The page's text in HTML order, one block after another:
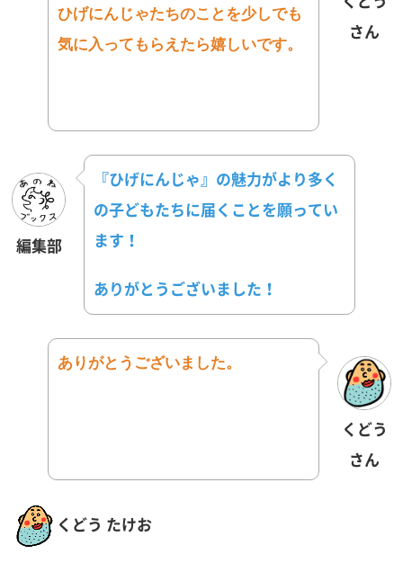
さん
ひげにんじゃたちのことを少しでも
気に入ってもらえたら嬉しいです。
編集部
『ひげにんじゃ』の魅力がより多く
の子どもたちに届くことを願ってい
ます！
ありがとうございました！
くどう
さん
ありがとうございました。
くどう たけお